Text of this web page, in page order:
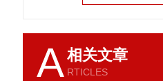
A相关文章
RTICLES